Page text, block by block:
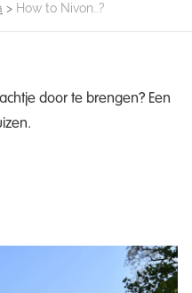
> How to Nivon..?
door te brengen? Een